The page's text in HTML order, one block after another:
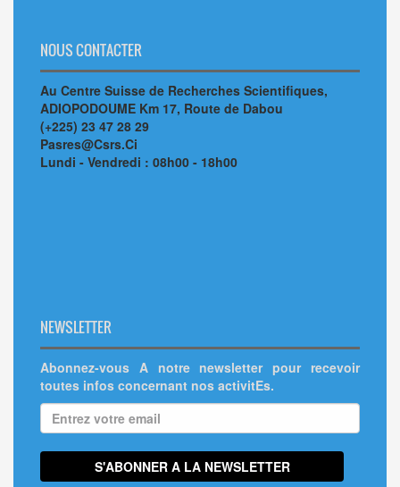
NOUS CONTACTER
Au Centre Suisse de Recherches Scientifiques,
ADIOPODOUME Km 17, Route de Dabou
(+225) 23 47 28 29
Pasres@Csrs.Ci
Lundi - Vendredi : 08h00 - 18h00
NEWSLETTER
Abonnez-vous A notre newsletter pour recevoir
toutes infos concernant nos activitEs.